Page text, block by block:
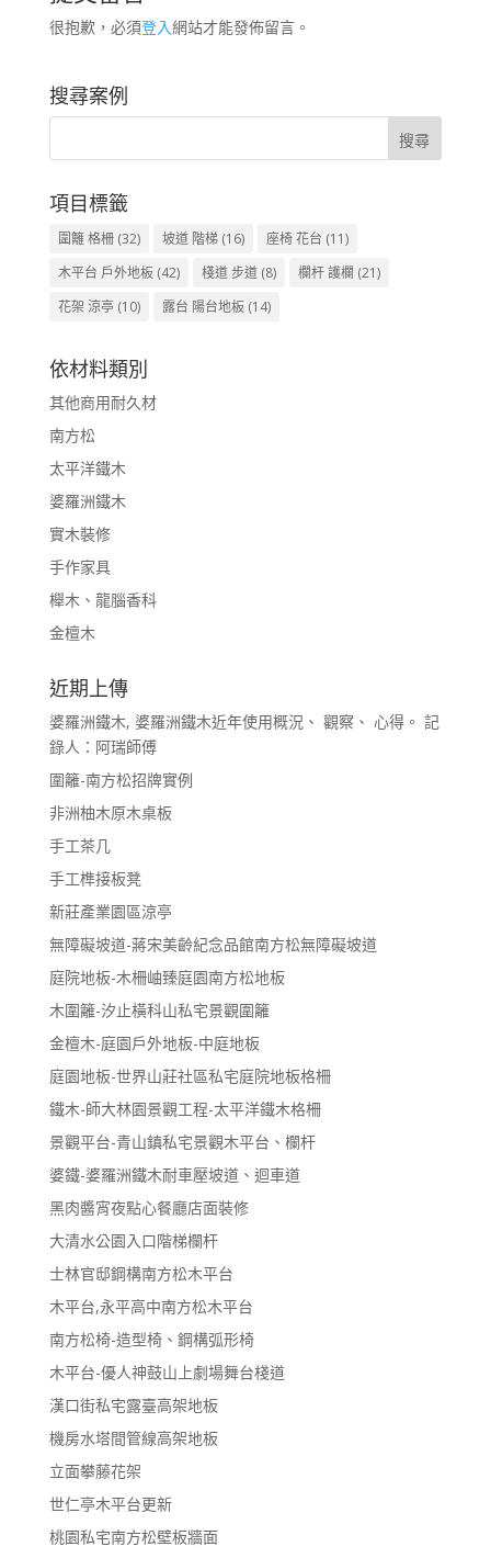
很抱歉，必須登入網站才能發佈留言。
搜尋案例
項目標籤
圍籬 格柵(32) 坡道 階梯(16) 座椅 花台 (11)
木平台 戶外地板(42) 棧道 步道(8) 欄杆 護欄 (21)
花架 涼亭(10) 露台 陽台地板(14)
依材料類別
其他商用耐久材
南方松
太平洋鐵木
婆羅洲鐵木
實木裝修
手作家具
櫸木、龍腦香科
金檀木
近期上傳
婆羅洲鐵木, 婆羅洲鐵木近年使用概況、 觀察、 心得。 記
錄人：阿瑞師傅
圍籬-南方松招牌實例
非洲柚木原木桌板
手工茶几
手工榫接板凳
新莊產業園區涼亭
無障礙坡道-蔣宋美齡紀念品館南方松無障礙坡道
庭院地板-木柵岫臻庭園南方松地板
木圍籬-汐止橫科山私宅景觀圍籬
金檀木-庭園戶外地板-中庭地板
庭園地板-世界山莊社區私宅庭院地板格柵
鐵木-師大林園景觀工程-太平洋鐵木格柵
景觀平台-青山鎮私宅景觀木平台、欄杆
婆鐵-婆羅洲鐵木耐車壓坡道、迴車道
黑肉醬宵夜點心餐廳店面裝修
大清水公園入口階梯欄杆
士林官邸鋼構南方松木平台
木平台,永平高中南方松木平台
南方松椅-造型椅、鋼構弧形椅
木平台-優人神鼓山上劇場舞台棧道
漢口街私宅露臺高架地板
機房水塔間管線高架地板
立面攀藤花架
世仁亭木平台更新
桃園私宅南方松壁板牆面